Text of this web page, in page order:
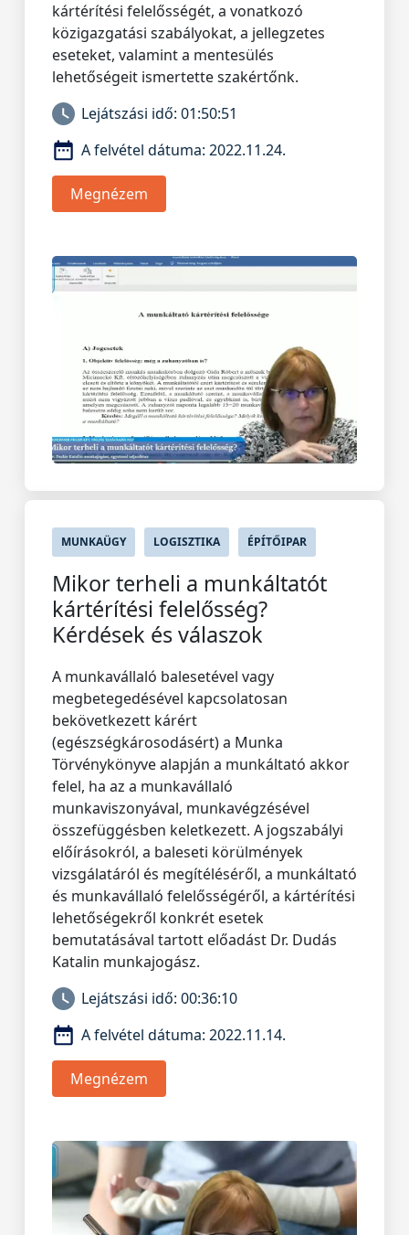
kártérítési felelősségét, a vonatkozó
közigazgatási szabályokat, a jellegzetes
eseteket, valamint a mentesülés
lehetőségeit ismertette szakértőnk.
Lejátszási idő: 01:50:51
A felvétel dátuma: 2022.11.24.
Megnézem
MUNKAÜGY LOGISZTIKA ÉPÍTŐIPAR
Mikor terheli a munkáltatót
kártérítési felelősség?
Kérdések és válaszok
A munkavállaló balesetével vagy
megbetegedésével kapcsolatosan
bekövetkezett kárért
(egészségkárosodásért) a Munka
Törvénykönyve alapján a munkáltató akkor
felel, ha az a munkavállaló
munkaviszonyával, munkavégzésével
összefüggésben keletkezett. A jogszabályi
előírásokról, a baleseti körülmények
vizsgálatáról és megítéléséről, a munkáltató
és munkavállaló felelősségéről, a kártérítési
lehetőségekről konkrét esetek
bemutatásával tartott előadást Dr. Dudás
Katalin munkajogász.
Lejátszási idő: 00:36:10
A felvétel dátuma: 2022.11.14.
Megnézem